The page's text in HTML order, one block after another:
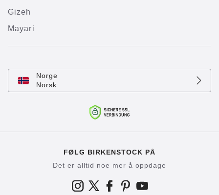
Gizeh
Mayari
Norge
Norsk
FØLG BIRKENSTOCK PÅ
Det er alltid noe mer å oppdage